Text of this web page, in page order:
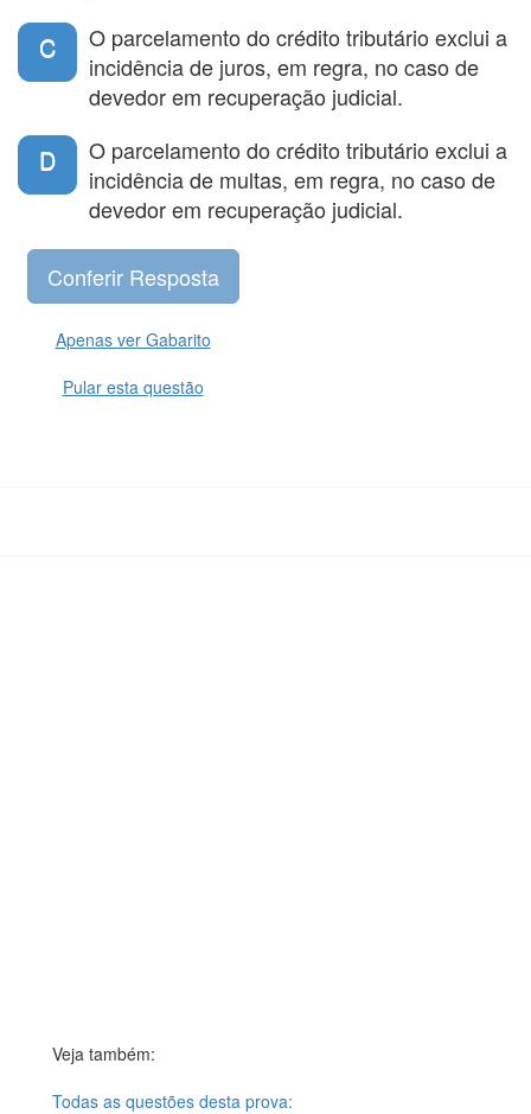
C
O parcelamento do crédito tributário exclui a
incidência de juros, em regra, no caso de
devedor em recuperação judicial.
D
O parcelamento do crédito tributário exclui a
incidência de multas, em regra, no caso de
devedor em recuperação judicial.
Apenas ver Gabarito
Pular esta questão
Veja também:
Todas as questões desta prova: